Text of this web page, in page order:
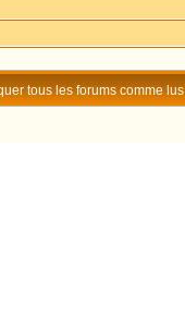
tous les forums comme lus